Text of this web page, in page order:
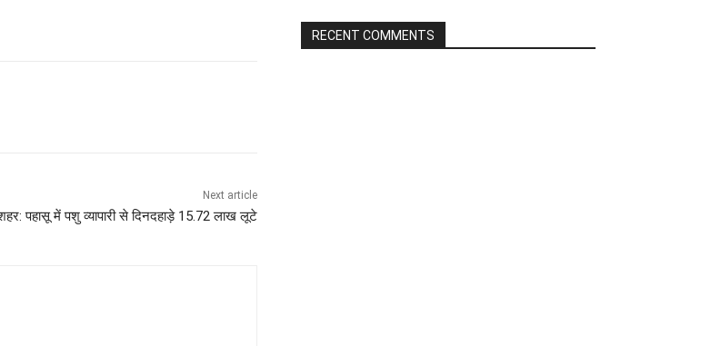
Next article
पहासू में पशु व्यापारी से दिनदहाड़े 15.72 लाख लूटे
RECENT COMMENTS